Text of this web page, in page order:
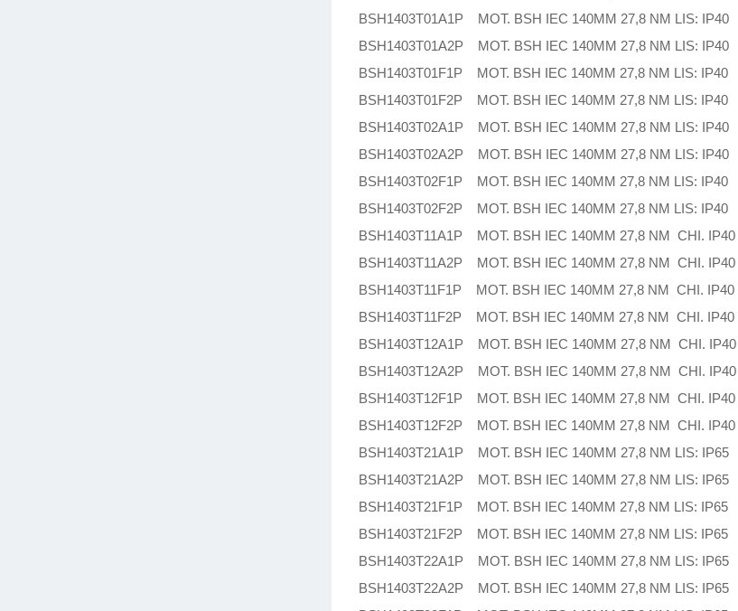
BSH1403T01A1P MOT. BSH IEC 140MM 27,8 NM LIS: IP40
BSH1403T01A2P MOT. BSH IEC 140MM 27,8 NM LIS: IP40
BSH1403T01F1P MOT. BSH IEC 140MM 27,8 NM LIS: IP40
BSH1403T01F2P MOT. BSH IEC 140MM 27,8 NM LIS: IP40
BSH1403T02A1P MOT. BSH IEC 140MM 27,8 NM LIS: IP40
BSH1403T02A2P MOT. BSH IEC 140MM 27,8 NM LIS: IP40
BSH1403T02F1P MOT. BSH IEC 140MM 27,8 NM LIS: IP40
BSH1403T02F2P MOT. BSH IEC 140MM 27,8 NM LIS: IP40
BSH1403T11A1P MOT. BSH IEC 140MM 27,8 NM CHI. IP40
BSH1403T11A2P MOT. BSH IEC 140MM 27,8 NM CHI. IP40
BSH1403T11F1P MOT. BSH IEC 140MM 27,8 NM CHI. IP40
BSH1403T11F2P MOT. BSH IEC 140MM 27,8 NM CHI. IP40
BSH1403T12A1P MOT. BSH IEC 140MM 27,8 NM CHI. IP40
BSH1403T12A2P MOT. BSH IEC 140MM 27,8 NM CHI. IP40
BSH1403T12F1P MOT. BSH IEC 140MM 27,8 NM CHI. IP40
BSH1403T12F2P MOT. BSH IEC 140MM 27,8 NM CHI. IP40
BSH1403T21A1P MOT. BSH IEC 140MM 27,8 NM LIS: IP65
BSH1403T21A2P MOT. BSH IEC 140MM 27,8 NM LIS: IP65
BSH1403T21F1P MOT. BSH IEC 140MM 27,8 NM LIS: IP65
BSH1403T21F2P MOT. BSH IEC 140MM 27,8 NM LIS: IP65
BSH1403T22A1P MOT. BSH IEC 140MM 27,8 NM LIS: IP65
BSH1403T22A2P MOT. BSH IEC 140MM 27,8 NM LIS: IP65